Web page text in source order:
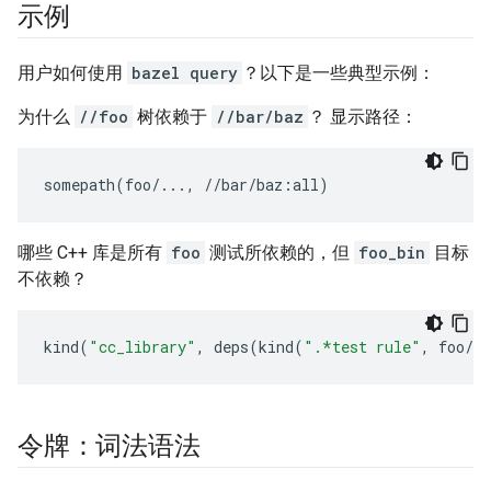
示例
用户如何使用 bazel query ？以下是一些典型示例：
为什么 //foo 树依赖于 //bar/baz ？ 显示路径：
哪些 C++ 库是所有 foo 测试所依赖的，但 foo_bin 目标
不依赖？
kind( "cc_library" , deps(kind( ".*test rule" , foo/
令牌：词法语法